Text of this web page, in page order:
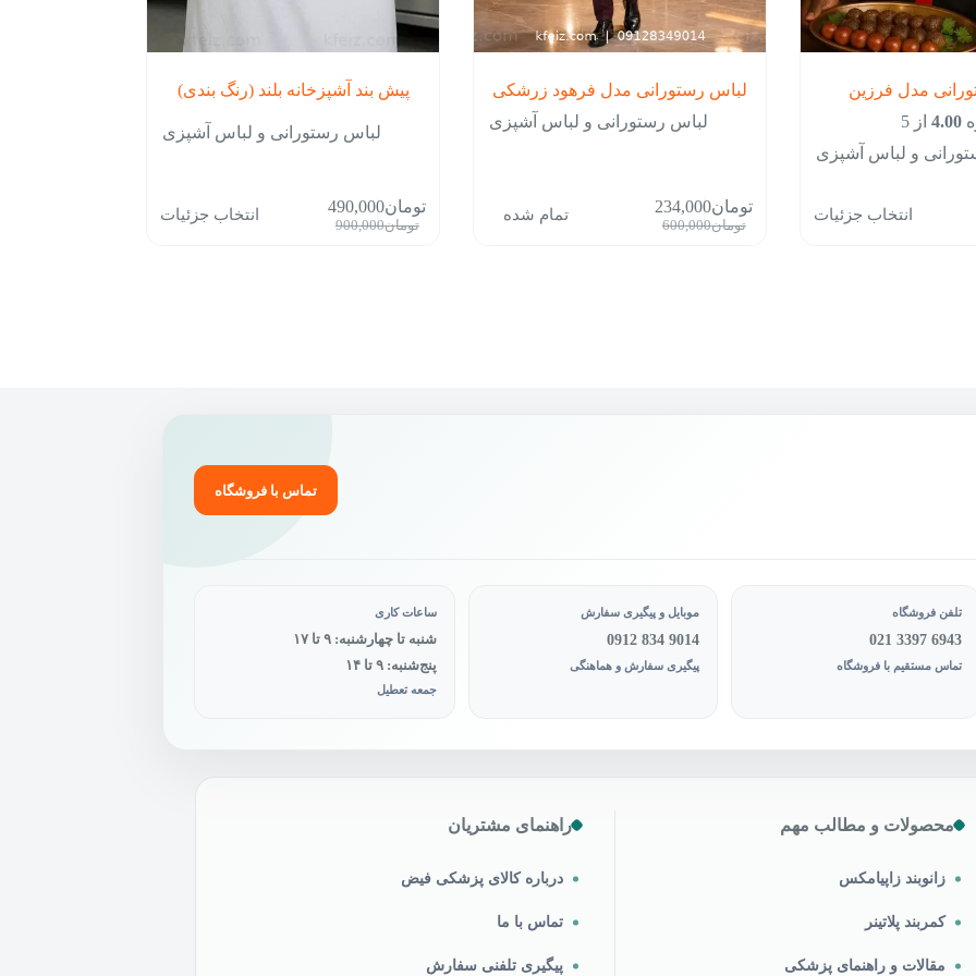
مدل فرزین
4.00از 5
و لباس آشپزی
انتخاب جزئیات
لباس رستورانی مدل فرهود زرشکی
لباس رستورانی و لباس آشپزی
تومان600,000
قیمت
تومان234,000
قیمت
تمام شده
محصول
پیش بند آشپزخانه بلند (رنگ بندی)
لباس رستورانی و لباس آشپزی
تومان900,000
قیمت
تومان490,000
قیمت
انتخاب جزئیات
محصول
تماس با فروشگاه
تلفن فروشگاه
021 3397 6943
تماس مستقیم با فروشگاه
موبایل و پیگیری سفارش
0912 834 9014
پیگیری سفارش و هماهنگی
ساعات کاری
شنبه تا چهارشنبه: ۹ تا ۱۷
پنج‌شنبه: ۹ تا ۱۴
جمعه تعطیل
محصولات و مطالب مهم
زانوبند زاپیامکس
کمربند پلاتینر
مقالات و راهنمای پزشکی
راهنمای مشتریان
درباره کالای پزشکی فیض
تماس با ما
پیگیری تلفنی سفارش